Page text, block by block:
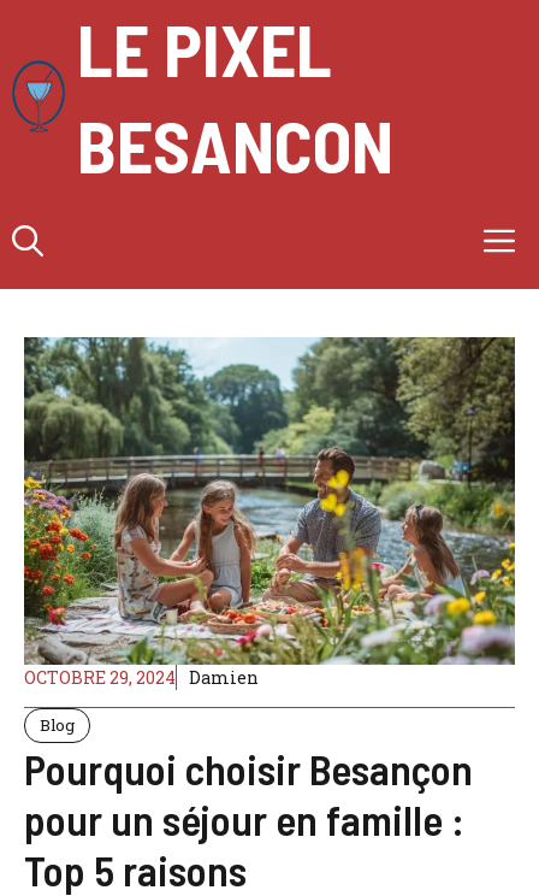
contenu LE PIXEL
BESANCON
OCTOBRE 29, 2024 Damien
Blog
Pourquoi choisir Besançon
pour un séjour en famille :
Top 5 raisons